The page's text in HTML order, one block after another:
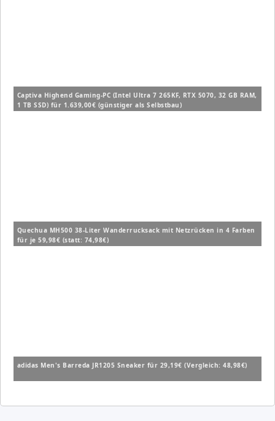
Captiva Highend Gaming-PC (Intel Ultra 7 265KF, RTX 5070, 32 GB RAM,
1 TB SSD) für 1.639,00€ (günstiger als Selbstbau)
Quechua MH500 38-Liter Wanderrucksack mit Netzrücken in 4 Farben
für je 59,98€ (statt: 74,98€)
adidas Men's Barreda JR1205 Sneaker für 29,19€ (Vergleich: 48,98€)